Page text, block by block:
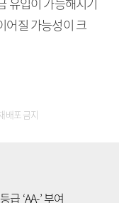
어질 가능성이 크
배포 금지
‘AA-’ 부여